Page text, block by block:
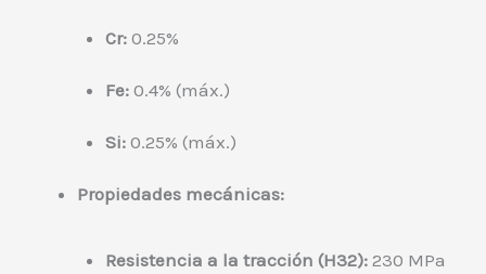
Cr:0.25%
Fe:0.4% (máx.)
Si:0.25% (máx.)
Propiedades mecánicas:
Resistencia a la tracción (H32):230 MPa